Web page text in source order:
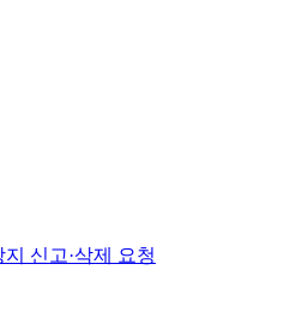
신고·삭제 요청